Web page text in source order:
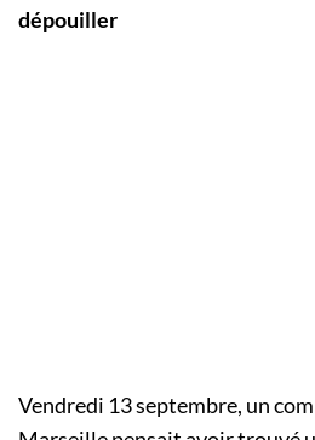
dépouiller
Vendredi 13 septembre, un